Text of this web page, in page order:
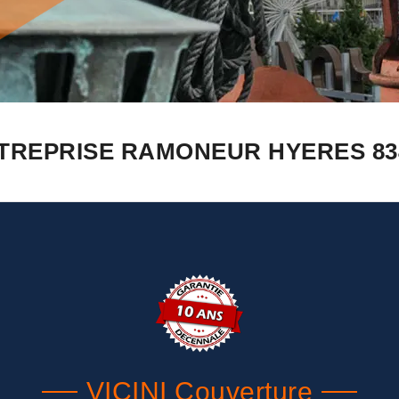
RAMONEUR HYERES
VICINI Couverture